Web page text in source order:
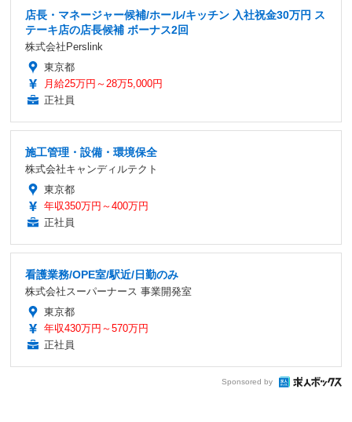
店長・マネージャー候補/ホール/キッチン 入社祝金30万円 ス
テーキ店の店長候補 ボーナス2回
株式会社Perslink
東京都
月給25万円～28万5,000円
正社員
施工管理・設備・環境保全
株式会社キャンディルテクト
東京都
年収350万円～400万円
正社員
看護業務/OPE室/駅近/日勤のみ
株式会社スーパーナース 事業開発室
東京都
年収430万円～570万円
正社員
Sponsored by